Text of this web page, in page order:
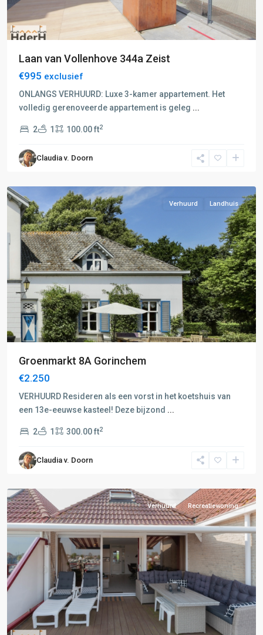
Laan van Vollenhove 344a Zeist
€995 exclusief
ONLANGS VERHUURD: Luxe 3-kamer appartement. Het
volledig gerenoveerde appartement is geleg ...
2 1 100.00 ft2
Claudia v. Doorn
Verhuurd Landhuis
Groenmarkt 8A Gorinchem
€2.250
VERHUURD Resideren als een vorst in het koetshuis van
een 13e-eeuwse kasteel! Deze bijzond ...
2 1 300.00 ft2
Claudia v. Doorn
A:
Zwolle-
Epe-
L:
Zwolle-
Meppel,
Verhuurd Recreatiewoning